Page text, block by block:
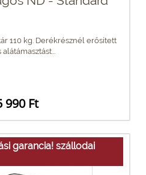
110 kg. Derékrésznél erősített
990 Ft
garancia! szállodai